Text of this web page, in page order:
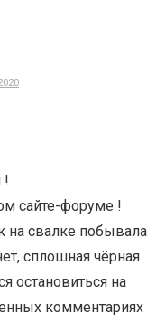
!
сайте-форуме !
на свалке побывала
сплошная чёрная
остановиться на
комментариях